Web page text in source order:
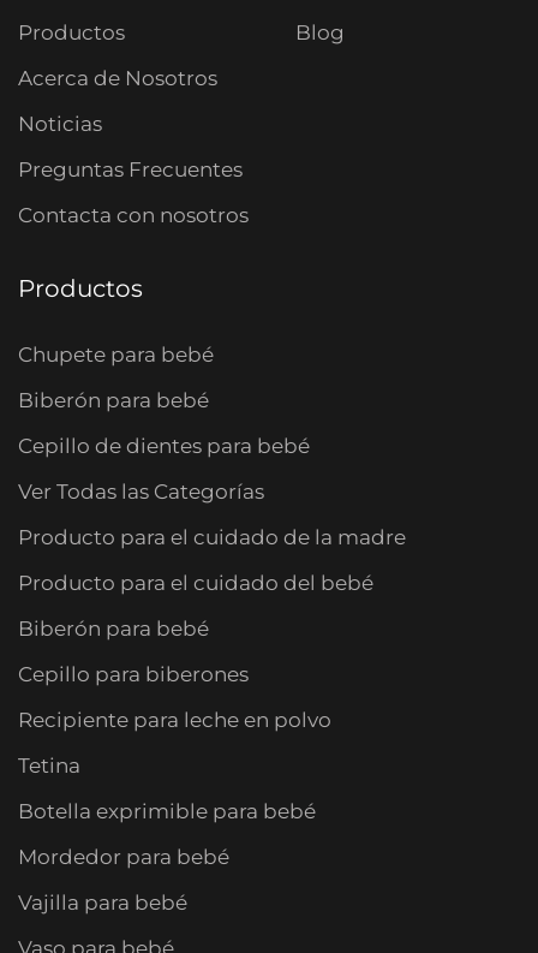
Productos
Acerca de Nosotros
Noticias
Preguntas Frecuentes
Contacta con nosotros
Blog
Productos
Chupete para bebé
Biberón para bebé
Cepillo de dientes para bebé
Ver Todas las Categorías
Producto para el cuidado de la madre
Producto para el cuidado del bebé
Biberón para bebé
Cepillo para biberones
Recipiente para leche en polvo
Tetina
Botella exprimible para bebé
Mordedor para bebé
Vajilla para bebé
Vaso para bebé